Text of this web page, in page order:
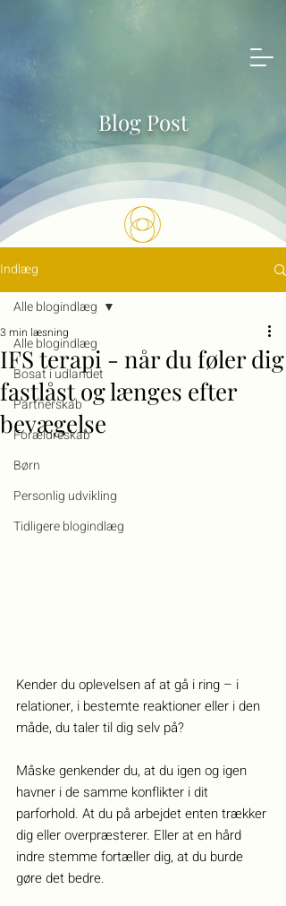
Blog Post
Indlæg
Alle blogindlæg
Bosat i udlandet
Partnerskab
Forældreskab
Børn
Personlig udvikling
Tidligere blogindlæg
Alle blogindlæg
IFS terapi - når du føler dig
fastlåst og længes efter
bevægelse
3 min læsning
Kender du oplevelsen af at gå i ring – i
relationer, i bestemte reaktioner eller i den
måde, du taler til dig selv på?
Måske genkender du, at du igen og igen
havner i de samme konflikter i dit
parforhold. At du på arbejdet enten trækker
dig eller overpræsterer. Eller at en hård
indre stemme fortæller dig, at du burde
gøre det bedre.